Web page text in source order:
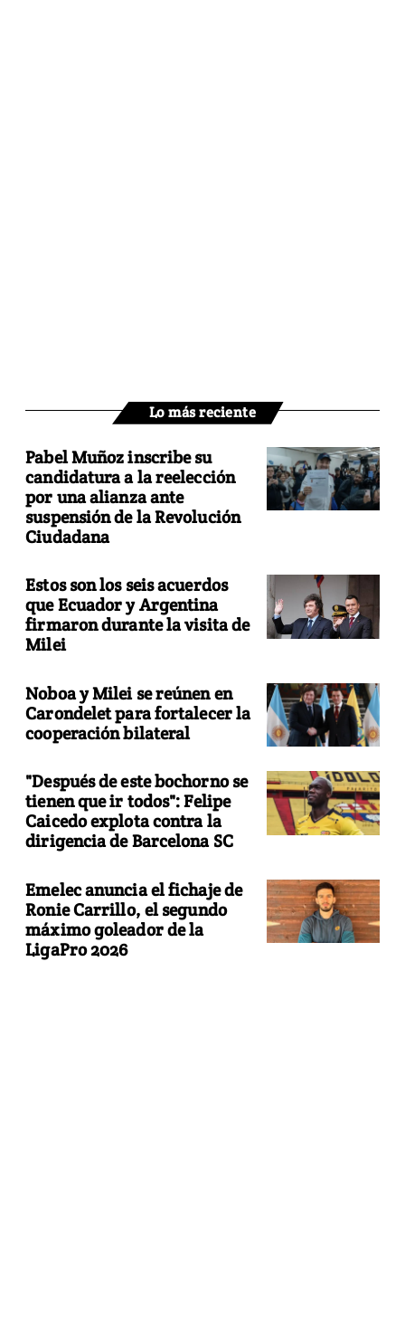
Lo más reciente
Pabel Muñoz inscribe su
candidatura a la reelección
por una alianza ante
suspensión de la Revolución
Ciudadana
Estos son los seis acuerdos
que Ecuador y Argentina
firmaron durante la visita de
Milei
Noboa y Milei se reúnen en
Carondelet para fortalecer la
cooperación bilateral
"Después de este bochorno se
tienen que ir todos": Felipe
Caicedo explota contra la
dirigencia de Barcelona SC
Emelec anuncia el fichaje de
Ronie Carrillo, el segundo
máximo goleador de la
LigaPro 2026